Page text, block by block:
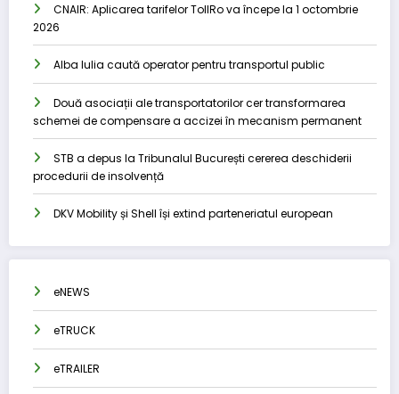
CNAIR: Aplicarea tarifelor TollRo va începe la 1 octombrie
2026
Alba Iulia caută operator pentru transportul public
Două asociații ale transportatorilor cer transformarea
schemei de compensare a accizei în mecanism permanent
STB a depus la Tribunalul București cererea deschiderii
procedurii de insolvență
DKV Mobility și Shell își extind parteneriatul european
eNEWS
eTRUCK
eTRAILER